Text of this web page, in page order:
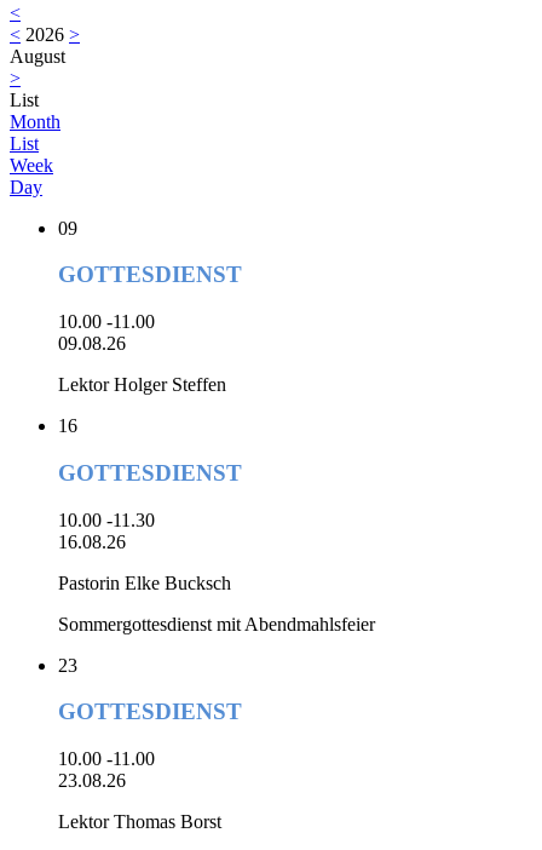
<
< 2026 >
August
>
List
Month
List
Week
Day
09
GOTTESDIENST
10.00 -11.00
09.08.26
Lektor Holger Steffen
16
GOTTESDIENST
10.00 -11.30
16.08.26
Pastorin Elke Bucksch
Sommergottesdienst mit Abendmahlsfeier
23
GOTTESDIENST
10.00 -11.00
23.08.26
Lektor Thomas Borst